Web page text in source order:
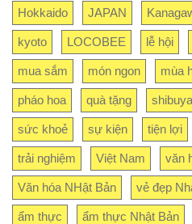
Hokkaido JAPAN
kyoto LOCOBEE lễ hội
mua sắm món ngon mùa
pháo hoa quà tặng shibuya
sức khoẻ sự kiện tiện lợi
trải nghiệm Việt Nam văn
Văn hóa NHật Bản vẻ đẹp
ẩm thực ẩm thực Nhật Bản